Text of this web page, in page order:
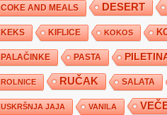
COKE AND MEALS DESERT
KEKS KIFLICE KOKOS
PALAČINKE PASTA
ROLNICE RUČAK SALATA
USKRŠNJA JAJA VANILA